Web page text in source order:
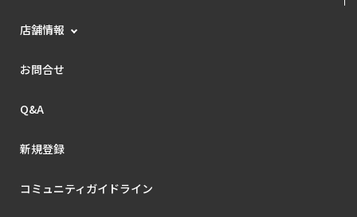
店舗情報
お問合せ
Q&A
新規登録
コミュニティガイドライン